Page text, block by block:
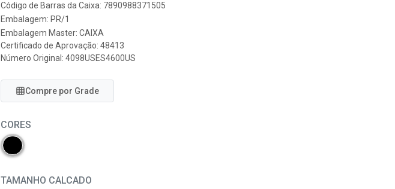
Código de Barras da Caixa: 7890988371505
Embalagem: PR/1
Embalagem Master: CAIXA
Certificado de Aprovação: 48413
Número Original: 4098USES4600US
Compre por Grade
CORES
TAMANHO CALCADO